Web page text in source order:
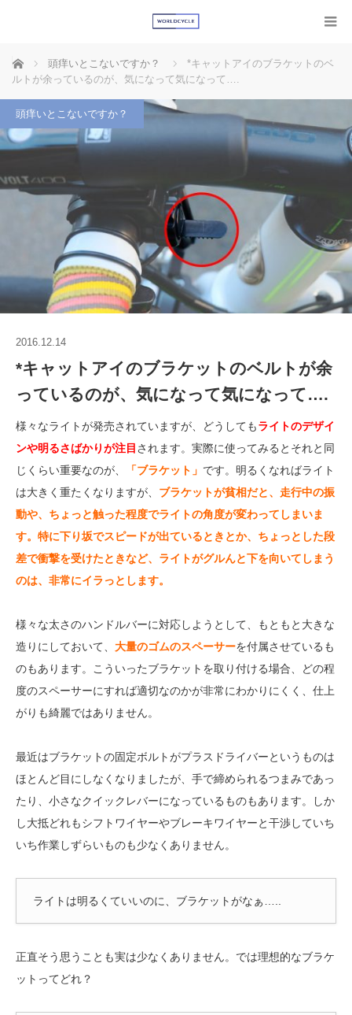
ホーム 頭痒いとこないですか？
*キャットアイのブラケットのベ
ルトが余っているのが、気になって気になって….
頭痒いとこないですか？
2016.12.14
*キャットアイのブラケットのベルトが余
っているのが、気になって気になって….
様々なライトが発売されていますが、どうしてもライトのデザイ
ンや明るさばかりが注目 されます。実際に使ってみるとそれと同
じくらい重要なのが、
「ブラケット」 です。明るくなればライト
は大きく重たくなりますが、 ブラケットが貧相だと、走行中の振
動や、ちょっと触った程度でライトの角度が変わってしまいま
す。特に下り坂でスピードが出ているときとか、ちょっとした段
差で衝撃を受けたときなど、ライトがグルんと下を向いてしまう
のは、非常にイラっとします。
様々な太さのハンドルバーに対応しようとして、もともと大きな
造りにしておいて、 大量のゴムのスペーサーを付属させているも
のもあります。こういったブラケットを取り付ける場合、どの程
度のスペーサーにすれば適切なのかが非常にわかりにくく、仕上
がりも綺麗ではありません。
最近はブラケットの固定ボルトがプラスドライバーというものは
ほとんど目にしなくなりましたが、手で締められるつまみであっ
たり、小さなクイックレバーになっているものもあります。しか
し大抵どれもシフトワイヤーやブレーキワイヤーと干渉していち
いち作業しずらいものも少なくありません。
ライトは明るくていいのに、ブラケットがなぁ…..
正直そう思うことも実は少なくありません。では理想的なブラケ
ットってどれ？